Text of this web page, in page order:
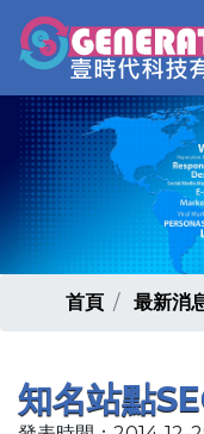
首頁 最新消
知名站點